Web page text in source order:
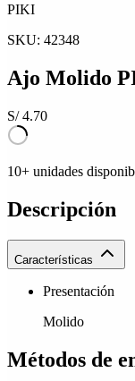
PIKI
SKU: 42348
Ajo Molido
S/4.70
10+ unidades
Descripción
Características
Presentación
Molido
Métodos de